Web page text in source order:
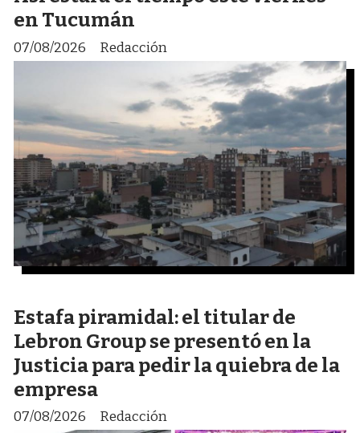
en Tucumán
Redacción
07/08/2026
Estafa piramidal: el titular de
Lebron Group se presentó en la
Justicia para pedir la quiebra de la
empresa
Redacción
07/08/2026